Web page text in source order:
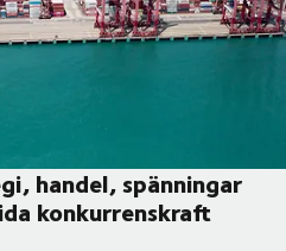
handel, spänningar
konkurrenskraft
spänningar och kampen för